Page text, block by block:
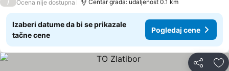
/ Ocena nije dostupna Centar grada: udaljenost 0.1 km
Izaberi datume da bi se prikazale
tačne cene
Pogledaj cene
Deli